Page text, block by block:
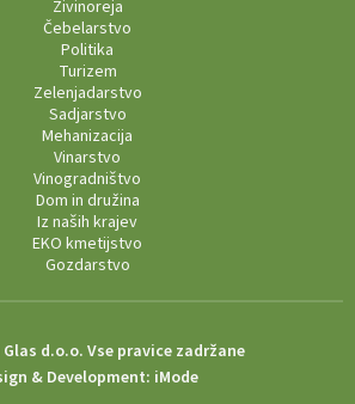
Živinoreja
Čebelarstvo
Politika
Turizem
Zelenjadarstvo
Sadjarstvo
Mehanizacija
Vinarstvo
Vinogradništvo
Dom in družina
Iz naših krajev
EKO kmetijstvo
Gozdarstvo
d.o.o. Vse pravice zadržane
& Development: iMode